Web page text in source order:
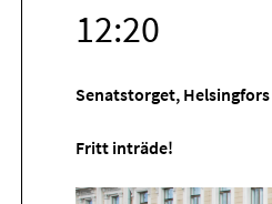
12:20
Senatstorget, Helsingfors
Fritt inträde!